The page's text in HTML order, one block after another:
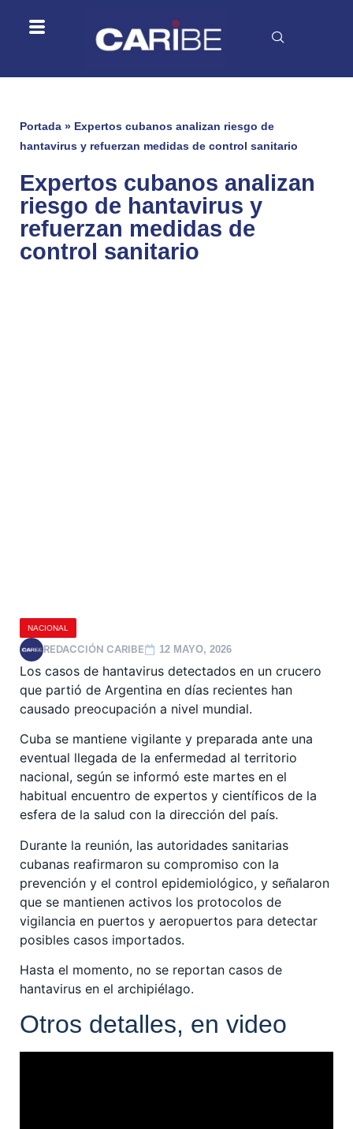
Portada » Expertos cubanos analizan riesgo de
hantavirus y refuerzan medidas de control sanitario
Expertos cubanos analizan
riesgo de hantavirus y
refuerzan medidas de
control sanitario
NACIONAL
REDACCIÓN CARIBE 12 MAYO, 2026
Los casos de hantavirus detectados en un crucero
que partió de Argentina en días recientes han
causado preocupación a nivel mundial.
Cuba se mantiene vigilante y preparada ante una
eventual llegada de la enfermedad al territorio
nacional, según se informó este martes en el
habitual encuentro de expertos y científicos de la
esfera de la salud con la dirección del país.
Durante la reunión, las autoridades sanitarias
cubanas reafirmaron su compromiso con la
prevención y el control epidemiológico, y señalaron
que se mantienen activos los protocolos de
vigilancia en puertos y aeropuertos para detectar
posibles casos importados.
Hasta el momento, no se reportan casos de
hantavirus en el archipiélago.
Otros detalles, en video